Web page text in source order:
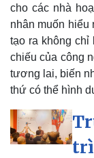
cho các nhà
nhân muốn hiểu
tạo ra không chỉ
chiếu của công
tương lai, biến
thứ có thể hình